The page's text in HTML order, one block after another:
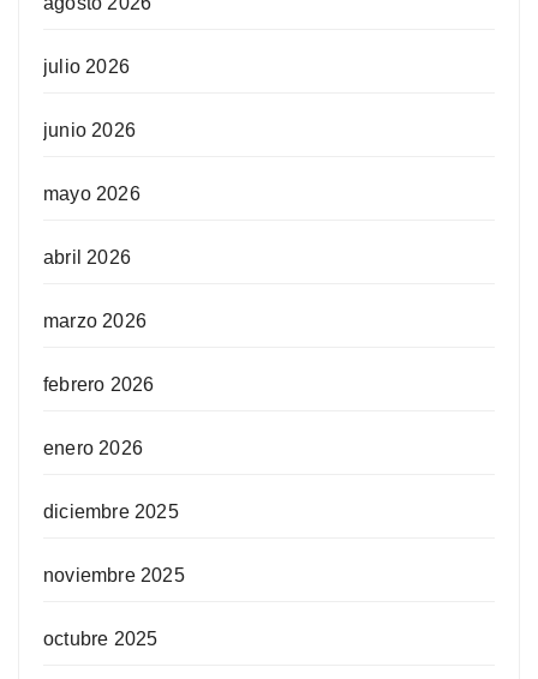
julio 2026
junio 2026
mayo 2026
abril 2026
marzo 2026
febrero 2026
enero 2026
diciembre 2025
noviembre 2025
octubre 2025